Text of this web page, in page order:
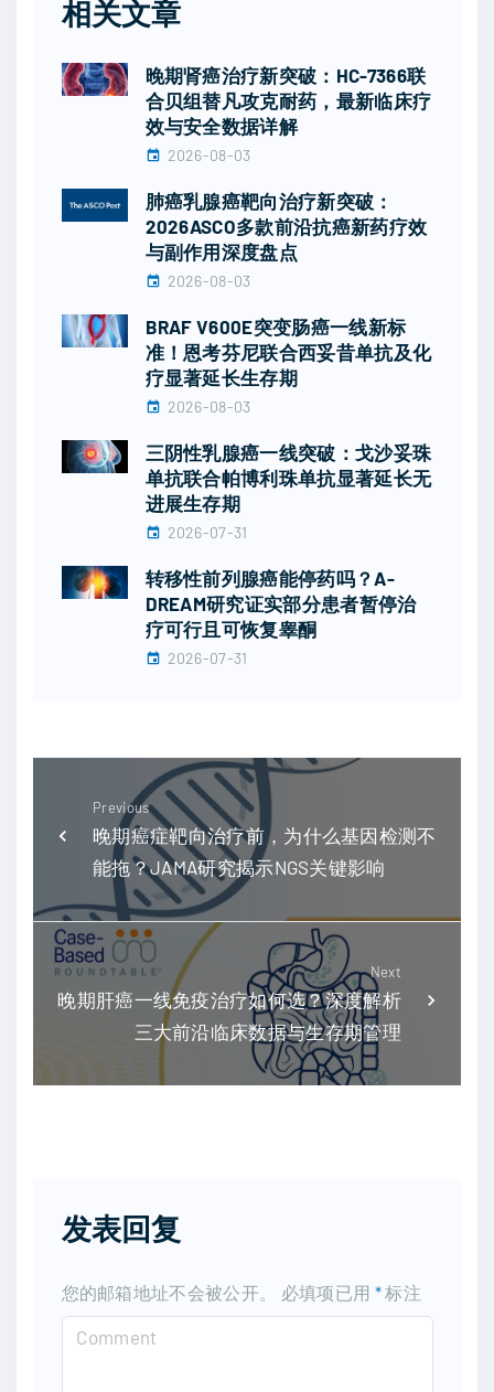
相关文章
晚期肾癌治疗新突破：HC-7366联
合贝组替凡攻克耐药，最新临床疗
效与安全数据详解
2026-08-03
肺癌乳腺癌靶向治疗新突破：
2026ASCO多款前沿抗癌新药疗效
与副作用深度盘点
2026-08-03
BRAF V600E突变肠癌一线新标
准！恩考芬尼联合西妥昔单抗及化
疗显著延长生存期
2026-08-03
三阴性乳腺癌一线突破：戈沙妥珠
单抗联合帕博利珠单抗显著延长无
进展生存期
2026-07-31
转移性前列腺癌能停药吗？A-
DREAM研究证实部分患者暂停治
疗可行且可恢复睾酮
2026-07-31
Previous
晚期癌症靶向治疗前，为什么基因检测不
能拖？JAMA研究揭示NGS关键影响
Next
晚期肝癌一线免疫治疗如何选？深度解析
三大前沿临床数据与生存期管理
发表回复
您的邮箱地址不会被公开。 必填项已用 *标注